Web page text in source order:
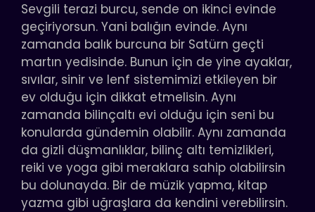
Sevgili terazi burcu, sende on ikinci evinde
geçiriyorsun. Yani balığın evinde. Aynı
zamanda balık burcuna bir Satürn geçti
martın yedisinde. Bunun için de yine ayaklar,
sıvılar, sinir ve lenf sistemimizi etkileyen bir
ev olduğu için dikkat etmelisin. Aynı
zamanda bilinçaltı evi olduğu için seni bu
konularda gündemin olabilir. Aynı zamanda
da gizli düşmanlıklar, bilinç altı temizlikleri,
reiki ve yoga gibi meraklara sahip olabilirsin
bu dolunayda. Bir de müzik yapma, kitap
yazma gibi uğraşlara da kendini verebilirsin.